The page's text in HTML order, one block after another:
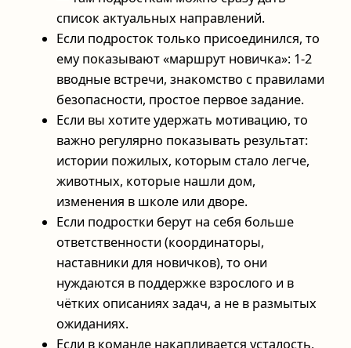
список актуальных направлений.
Если подросток только присоединился, то
ему показывают «маршрут новичка»: 1-2
вводные встречи, знакомство с правилами
безопасности, простое первое задание.
Если вы хотите удержать мотивацию, то
важно регулярно показывать результат:
истории пожилых, которым стало легче,
животных, которые нашли дом,
изменения в школе или дворе.
Если подростки берут на себя больше
ответственности (координаторы,
наставники для новичков), то они
нуждаются в поддержке взрослого и в
чётких описаниях задач, а не в размытых
ожиданиях.
Если в команде накапливается усталость,